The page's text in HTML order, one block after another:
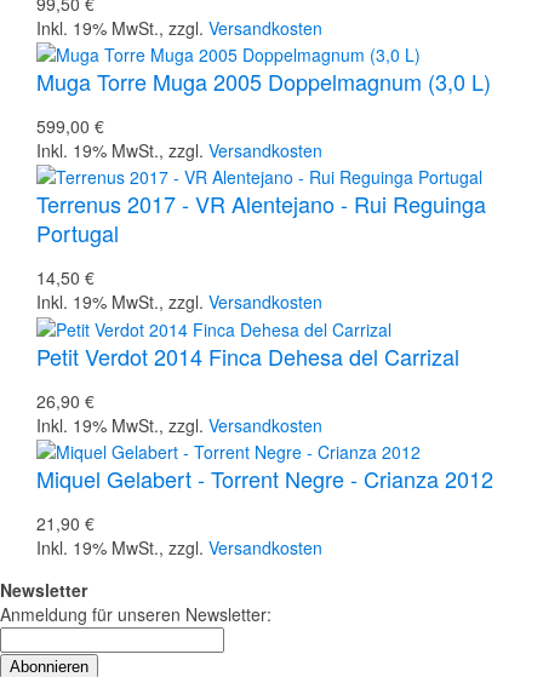
Inkl. 19% MwSt., zzgl. Versandkosten
Muga Torre Muga 2005 Doppelmagnum (3,0 L)
599,00 €
Inkl. 19% MwSt., zzgl. Versandkosten
Terrenus 2017 - VR Alentejano - Rui Reguinga
Portugal
14,50 €
Inkl. 19% MwSt., zzgl. Versandkosten
Petit Verdot 2014 Finca Dehesa del Carrizal
26,90 €
Inkl. 19% MwSt., zzgl. Versandkosten
Miquel Gelabert - Torrent Negre - Crianza 2012
21,90 €
Inkl. 19% MwSt., zzgl. Versandkosten
Newsletter
Anmeldung für unseren Newsletter:
Abonnieren